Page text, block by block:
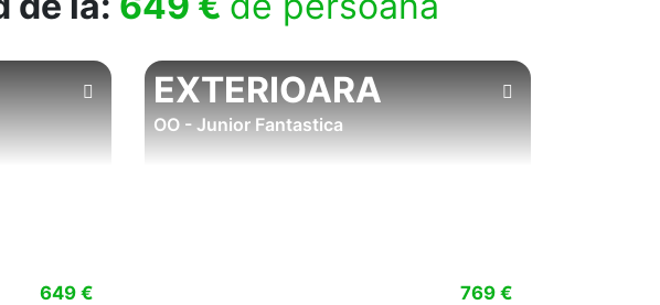
649 €
EXTERIOARA
OO - Junior Fantastica
769 €